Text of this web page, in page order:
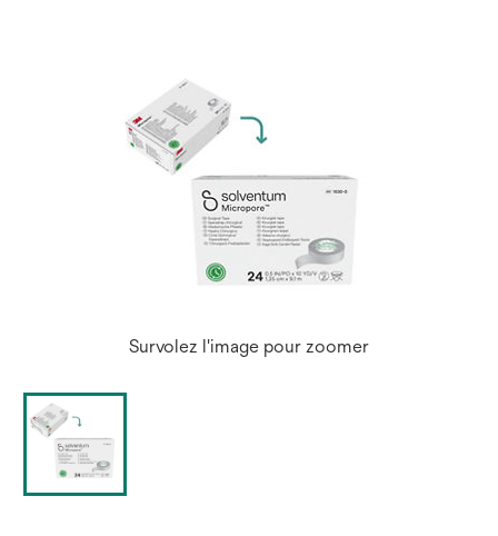
Survolez l'image pour zoomer